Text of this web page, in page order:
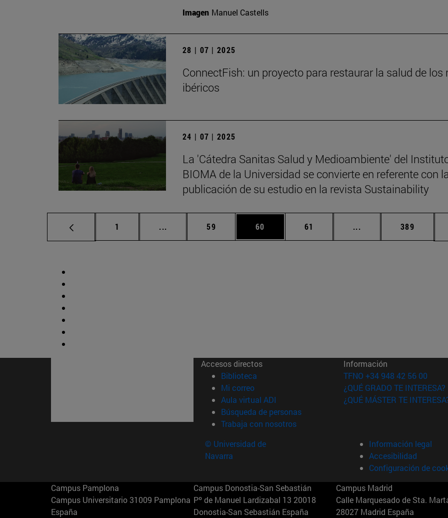
Imagen Manuel Castells
28 | 07 | 2025
ConnectFish: un proyecto para restaurar la salud de los
ibéricos
24 | 07 | 2025
La 'Cátedra Sanitas Salud y Medioambiente' del
BIOMA de la Universidad se convierte en referente con
publicación de su estudio en la revista Sustainability
Página
1 ... Páginas intermedias Use TAB para desplazarse.
Página
59 Página
60 Página
61 ... Páginas intermedias
Página
389
Accesos directos
Biblioteca (abre en nueva ventana)
Mi correo(abre en nueva ventana)
Aula virtual ADI (abre en nueva ventana)
Búsqueda de personas(abre en nueva ventana)
Trabaja con nosotros(abre en nueva ventana)
Información
TFNO +34 948 42 56 00
¿QUÉ GRADO TE INTERESA?
¿QUÉ MÁSTER TE
© Universidad de
Navarra
Información legal
Accesibilidad
Configuración de
Campus Pamplona
Campus Universitario 31009 Pamplona
España
Campus Donostia-San Sebastián
Pº de Manuel Lardizabal 13 20018
Donostia-San Sebastián España
Campus Madrid
Calle Marquesado de Sta.
28027 Madrid España